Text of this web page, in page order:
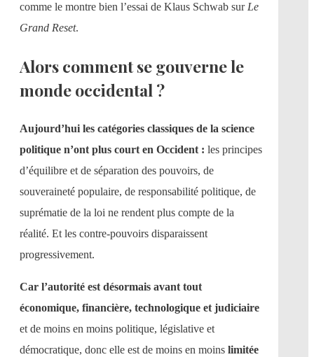
comme le montre bien l’essai de Klaus Schwab sur Le
Grand Reset.
Alors comment se gouverne le
monde occidental ?
Aujourd’hui les catégories classiques de la science
politique n’ont plus court en Occident : les principes
d’équilibre et de séparation des pouvoirs, de
souveraineté populaire, de responsabilité politique, de
suprématie de la loi ne rendent plus compte de la
réalité. Et les contre-pouvoirs disparaissent
progressivement.
Car l’autorité est désormais avant tout
économique, financière, technologique et judiciaire
et de moins en moins politique, législative et
démocratique, donc elle est de moins en moins limitée